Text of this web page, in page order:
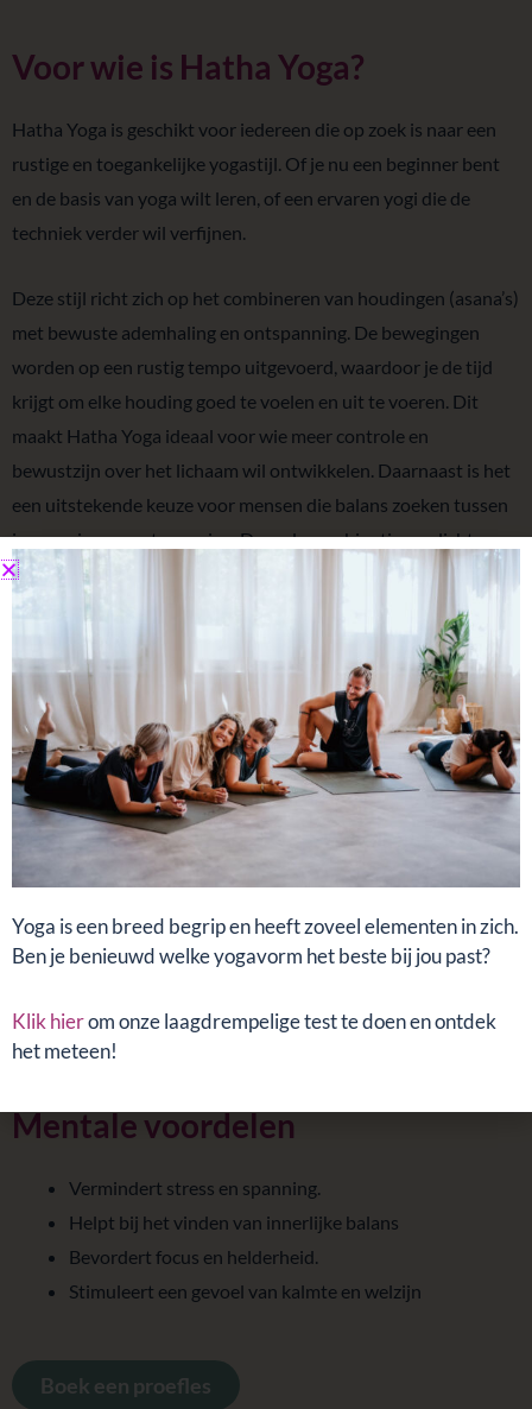
Voor wie is Hatha Yoga?
Hatha Yoga is geschikt voor iedereen die op zoek is naar een
rustige en toegankelijke yogastijl. Of je nu een beginner bent
en de basis van yoga wilt leren, of een ervaren yogi die de
techniek verder wil verfijnen.
Deze stijl richt zich op het combineren van houdingen (asana’s)
met bewuste ademhaling en ontspanning. De bewegingen
worden op een rustig tempo uitgevoerd, waardoor je de tijd
krijgt om elke houding goed te voelen en uit te voeren. Dit
maakt Hatha Yoga ideaal voor wie meer controle en
bewustzijn over het lichaam wil ontwikkelen. Daarnaast is het
een uitstekende keuze voor mensen die balans zoeken tussen
inspanning en ontspanning. Door de combinatie van lichte
inspanning en diepe ontspanning helpt Hatha Yoga om zowel
fysiek als mentaal tot rust te komen.
Of je nu je flexibiliteit en kracht wilt verbeteren, stress wilt
verminderen of simpelweg meer rust in je dagelijkse leven wilt
brengen, Hatha Yoga is voor iedereen toegankelijk en
waardevol.
Fysieke voordelen
Versterkt spieren en gewrichten.
Verbetert balans en flexibiliteit.
Verbetert de bloedsomloop en energie.
Mentale voordelen
Vermindert stress en spanning.
Helpt bij het vinden van innerlijke balans
Bevordert focus en helderheid.
Stimuleert een gevoel van kalmte en welzijn
Boek een proefles
Yoga is een breed begrip en heeft zoveel elementen in zich.
Ben je benieuwd welke yogavorm het beste bij jou past?
Klik hierom onze laagdrempelige test te doen en ontdek
het meteen!